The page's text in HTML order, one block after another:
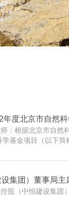
年度北京市自然
：根据北京市自然
基金项目（以下
集团）董事局
股（中恒建设集团